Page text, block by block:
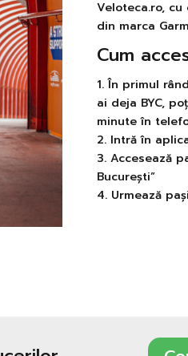
Veloteca.ro,
din marca
Cum
1. În primul
ai deja BYC,
minute în
2. Intră în
3. Accesează
București”
4. Urmează